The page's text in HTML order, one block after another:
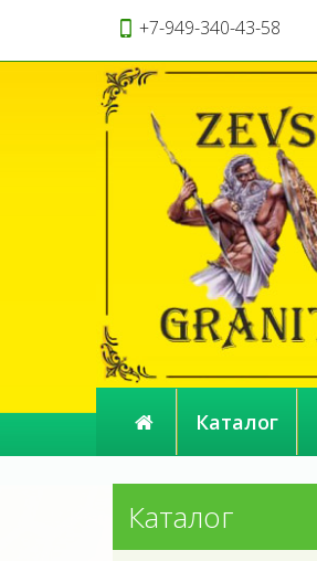
+7-949-340-43-58
Каталог
Каталог